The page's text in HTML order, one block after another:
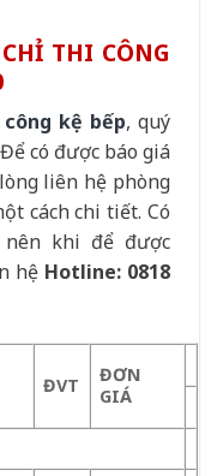
THI CÔNG
kệ bếp, quý
có được báo giá
liên hệ phòng
cách chi tiết. Có
khi để được
hệ Hotline: 0818
ĐVT
ĐƠN
GIÁ